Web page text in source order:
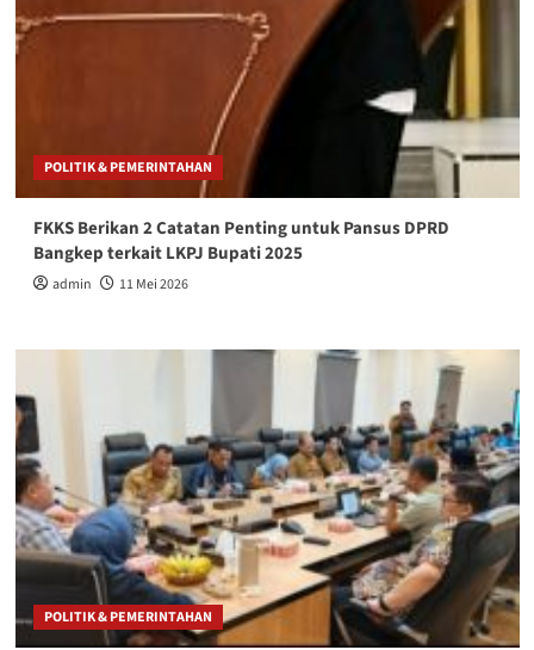
POLITIK & PEMERINTAHAN
FKKS Berikan 2 Catatan Penting untuk Pansus DPRD
Bangkep terkait LKPJ Bupati 2025
admin 11 Mei 2026
POLITIK & PEMERINTAHAN